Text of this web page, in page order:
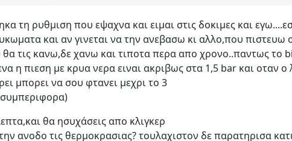
τη ρυθμιση που εψαχνα και ειμαι στις δοκιμες και
και αν γινεται να την ανεβασω κι αλλο,που πιστευω
θα τις κανω,δε χανω και τιποτα περα απο χρονο..παντως το
η πιεση με κρυα νερα ειναι ακριβως στα 1,5 bar και οταν
μπορει να σου φτανει μεχρι το 3
θα ησυχάσεις απο κλιγκερ
ανοδο τις θερμοκρασιας? τουλαχιστον δε παρατηρισα